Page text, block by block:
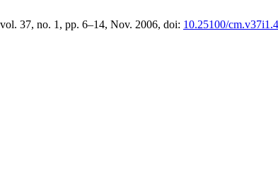
37, no. 1, pp. 6–14, Nov. 2006, doi: 10.25100/